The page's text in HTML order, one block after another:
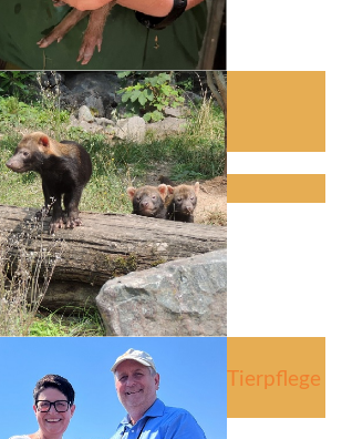
Jungtierzeit
ist Jungtierzeit
Verstärkung in der Tierpflege